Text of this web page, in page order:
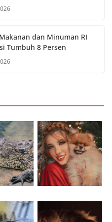
dan Minuman RI
Tumbuh 8 Persen